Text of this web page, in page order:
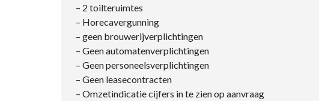
– 2 toilteruimtes
– Horecavergunning
– geen brouwerijverplichtingen
– Geen automatenverplichtingen
– Geen personeelsverplichtingen
– Geen leasecontracten
– Omzetindicatie cijfers in te zien op aanvraag